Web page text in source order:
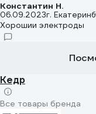
Константин Н.
06.09.2023г.
Хорошии электроды
Кедр
Все товары бренда